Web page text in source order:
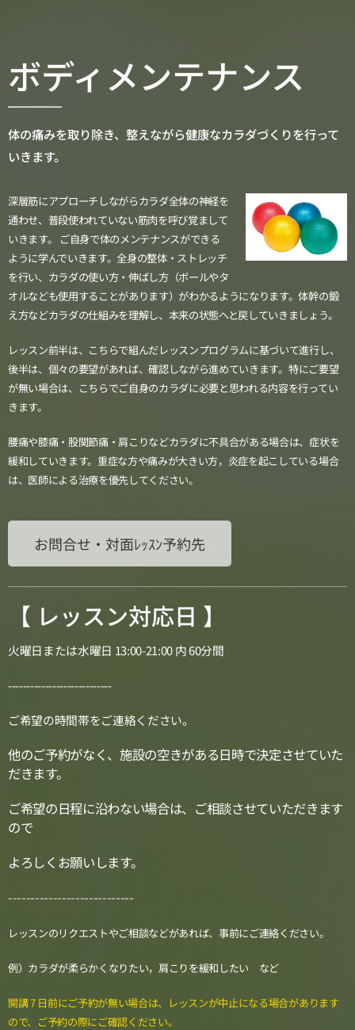
ボディメンテナンス
体の痛みを取り除き、整えながら健康なカラダづくりを行って
いきます。
深層筋にアプローチしながらカラダ全体の神経を
通わせ、普段使われていない筋肉を呼び覚まして
いきます。 ご自身で体のメンテナンスができる
ように学んでいきます。全身の整体・ストレッチ
を行い、 カラダの使い方・伸ばし方（ボールやタ
オルなども使用することがあります）がわかるようになります。体幹の鍛
え方などカラダの仕組みを理解し、本来の状態へと戻していきましょう。
レッスン前半は、こちらで組んだレッスンプログラムに基づいて進行し、
後半は、個々の要望があれば、確認しながら進めていきます。 特にご要望
が無い場合は、こちらでご自身のカラダに必要と思われる内容を行ってい
きます。
腰痛や膝痛・股関節痛・肩こりなどカラダに不具合がある場合は、症状を
緩和していきます。重症な方や痛みが大きい方，炎症を起こしている場合
は、医師による治療を優先してください。
お問合せ・対面ﾚｯｽﾝ予約先
【 レッスン対応日 】
火曜日または水曜日 13:00-21:00 内 60分間
----------------------------
ご希望の時間帯をご連絡ください。
他のご予約がなく、施設の空きがある日時で決定させていた
だきます。
ご希望の日程に沿わない場合は、ご相談させていただきます
ので
よろしくお願いします。
----------------------------
レッスンのリクエストやご相談などがあれば、事前にご連絡ください。
例）カラダが柔らかくなりたい，肩こりを緩和したい など
開講 7 日前にご予約が無い場合は、レッスンが中止になる場合があります
ので、ご予約の際にご確認ください。